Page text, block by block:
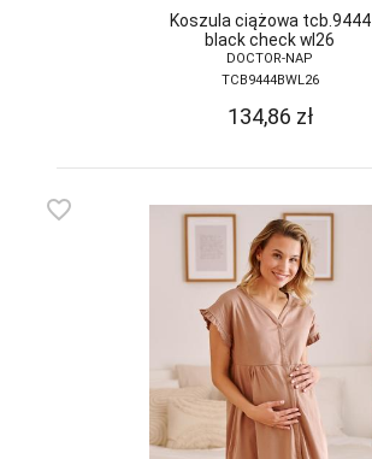
Koszula ciążowa tcb.9444
black check wl26
DOCTOR-NAP
TCB9444BWL26
134,86 zł
favorite_border